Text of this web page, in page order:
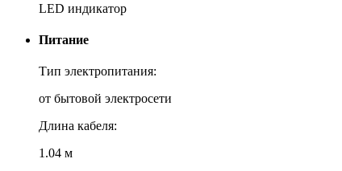
LED индикатор
Питание
Тип электропитания:
от бытовой электросети
Длина кабеля:
1.04 м